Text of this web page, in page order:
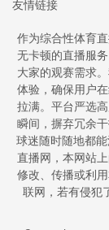
友情链接
作为综合性体育
无卡顿的直播服
大家的观赛需求
体验，确保用户
拉满。平台严选
瞬间，摒弃冗余
球迷随时随地都
直播网，本网站
修改、传播或利
联网，若有侵犯